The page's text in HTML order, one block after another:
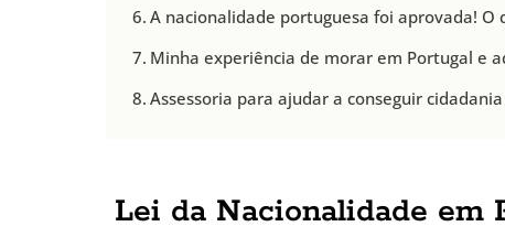
A nacionalidade portuguesa foi aprovada! O
Minha experiência de morar em Portugal e
Assessoria para ajudar a conseguir
Lei da Nacionalidade em